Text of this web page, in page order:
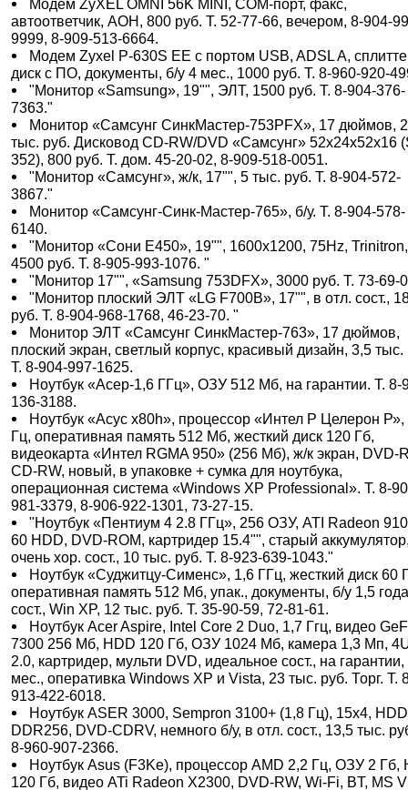
Модем ZyXEL OMNI 56K MINI, COM-порт, факс,
автоответчик, АОН, 800 руб. Т. 52-77-66, вечером, 8-904-
9999, 8-909-513-6664.
Модем Zyxel P-630S EE с портом USB, ADSL A,
диск с ПО, документы, б/у 4 мес., 1000 руб. Т. 8-960-920-
"Монитор «Samsung», 19"", ЭЛТ, 1500 руб. Т. 8-904-376-
7363."
Монитор «Самсунг СинкМастер-753PFX», 17 дюймов, 2
тыс. руб. Дисковод CD-RW/DVD «Самсунг» 52х24х52х16
352), 800 руб. Т. дом. 45-20-02, 8-909-518-0051.
"Монитор «Самсунг», ж/к, 17"", 5 тыс. руб. Т. 8-904-572-
3867."
Монитор «Самсунг-Синк-Мастер-765», б/у. Т. 8-904-578-
6140.
"Монитор «Сони E450», 19"", 1600x1200, 75Hz, Trinitron,
4500 руб. Т. 8-905-993-1076. "
"Монитор 17"", «Samsung 753DFX», 3000 руб. Т. 73-69-
"Монитор плоский ЭЛТ «LG F700B», 17"", в отл. сост.,
руб. Т. 8-904-968-1768, 46-23-70. "
Монитор ЭЛТ «Самсунг СинкМастер-763», 17 дюймов,
плоский экран, светлый корпус, красивый дизайн, 3,5 тыс.
Т. 8-904-997-1625.
Ноутбук «Асер-1,6 ГГц», ОЗУ 512 Мб, на гарантии. Т. 8-
136-3188.
Ноутбук «Асус х80h», процессор «Интел Р Целерон Р»,
Гц, оперативная память 512 Мб, жесткий диск 120 Гб,
видеокарта «Интел RGMA 950» (256 Мб), ж/к экран, DVD-
CD-RW, новый, в упаковке + сумка для ноутбука,
операционная система «Windows XP Professional». Т. 8-
981-3379, 8-906-922-1301, 73-27-15.
"Ноутбук «Пентиум 4 2.8 ГГц», 256 ОЗУ, ATI Radeon
60 HDD, DVD-ROM, картридер 15.4"", старый
очень хор. сост., 10 тыс. руб. Т. 8-923-639-1043."
Ноутбук «Суджитцу-Сименс», 1,6 ГГц, жесткий диск 60
оперативная память 512 Мб, упак., документы, б/у 1,5
сост., Win XP, 12 тыс. руб. Т. 35-90-59, 72-81-61.
Ноутбук Acer Aspire, Intel Core 2 Duo, 1,7 Ггц, видео
7300 256 Мб, HDD 120 Гб, ОЗУ 1024 Мб, камера 1,3 Мп,
2.0, картридер, мульти DVD, идеальное сост., на гарантии,
мес., оперативка Windows XP и Vista, 23 тыс. руб. Торг. Т.
913-422-6018.
Ноутбук ASER 3000, Sempron 3100+ (1,8 Гц), 15х4,
DDR256, DVD-CDRV, немного б/у, в отл. сост., 13,5 тыс.
8-960-907-2366.
Ноутбук Asus (F3Ke), процессор AMD 2,2 Гц, ОЗУ 2 Гб,
120 Гб, видео ATi Radeon X2300, DVD-RW, Wi-Fi, BT, MS